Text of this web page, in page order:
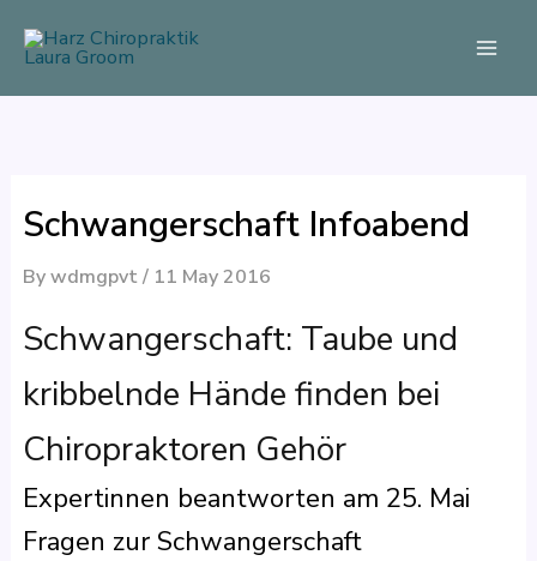
Schwangerschaft Infoabend
Bywdmgpvt/ 11 May 2016
Schwangerschaft: Taube und
kribbelnde Hände finden bei
Chiropraktoren Gehör
Expertinnen beantworten am 25. Mai
Fragen zur Schwangerschaft